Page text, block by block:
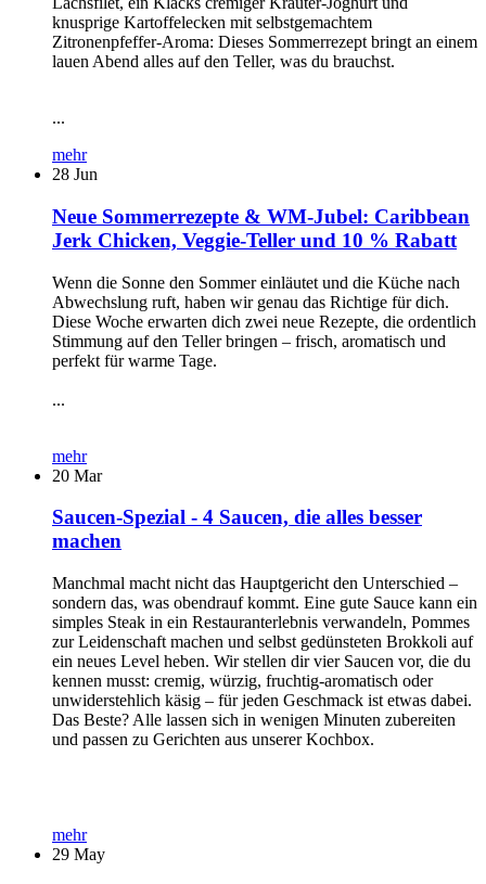
knusprige Kartoffelecken mit selbstgemachtem
Zitronenpfeffer-Aroma: Dieses Sommerrezept bringt an einem
lauen Abend alles auf den Teller, was du brauchst.
...
mehr
28 Jun
Neue Sommerrezepte & WM-Jubel: Caribbean
Jerk Chicken, Veggie-Teller und 10 % Rabatt
Wenn die Sonne den Sommer einläutet und die Küche nach
Abwechslung ruft, haben wir genau das Richtige für dich.
Diese Woche erwarten dich zwei neue Rezepte, die ordentlich
Stimmung auf den Teller bringen – frisch, aromatisch und
perfekt für warme Tage.
...
mehr
20 Mar
Saucen-Spezial - 4 Saucen, die alles besser
machen
Manchmal macht nicht das Hauptgericht den Unterschied –
sondern das, was obendrauf kommt. Eine gute Sauce kann ein
simples Steak in ein Restauranterlebnis verwandeln, Pommes
zur Leidenschaft machen und selbst gedünsteten Brokkoli auf
ein neues Level heben. Wir stellen dir vier Saucen vor, die du
kennen musst: cremig, würzig, fruchtig-aromatisch oder
unwiderstehlich käsig – für jeden Geschmack ist etwas dabei.
Das Beste? Alle lassen sich in wenigen Minuten zubereiten
und passen zu Gerichten aus unserer Kochbox.
mehr
29 May